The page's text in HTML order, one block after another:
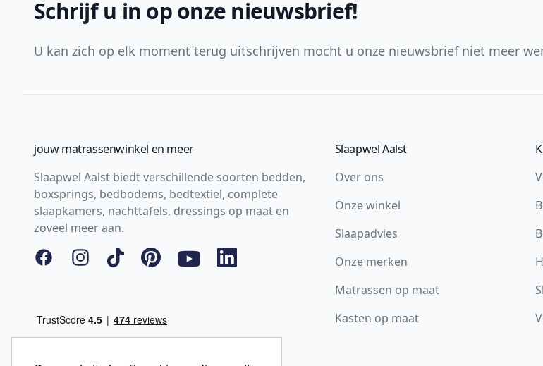
Schrijf u in op onze nieuwsbrief!
U kan zich op elk moment terug uitschrijven mocht u onze nieuwsbrief niet meer
jouw matrassenwinkel en meer
Slaapwel Aalst biedt verschillende soorten bedden,
boxsprings, bedbodems, bedtextiel, complete
slaapkamers, nachttafels, dressings op maat en
zoveel meer aan.
FacebookInstagram
Tiktok PinterestYouTubeLinkedIn
Slaapwel Aalst
Over ons
Onze winkel
Slaapadvies
Onze merken
Matrassen op maat
Kasten op maat